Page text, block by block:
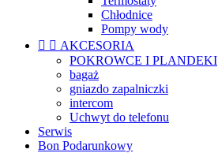
Chłodnice
Pompy wody
  AKCESORIA
POKROWCE I PLANDEKI
bagaż
gniazdo zapalniczki
intercom
Uchwyt do telefonu
Serwis
Bon Podarunkowy